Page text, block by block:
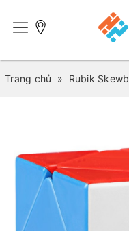
Trang chủ » Rubik Skewb